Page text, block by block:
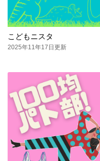
こどもニスタ
2025年11年17日更新